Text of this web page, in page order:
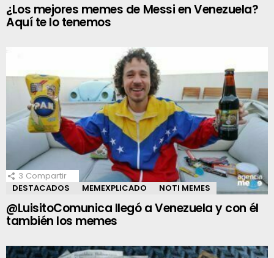
¿Los mejores memes de Messi en Venezuela?
Aquí te lo tenemos
3 Compartir
DESTACADOS
MEMEXPLICADO NOTI MEMES
@LuisitoComunica llegó a Venezuela y con él
también los memes